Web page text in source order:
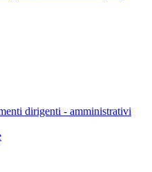
dirigenti - amministrativi